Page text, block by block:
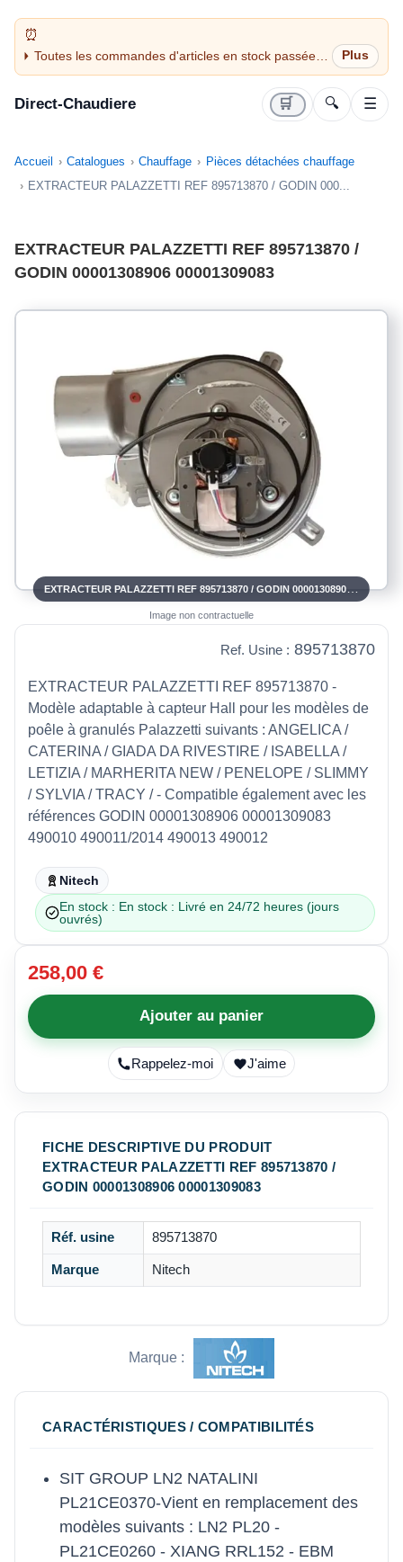
Toutes les commandes d'articles en stock passées
avant 14H sont expédiées le jour même (jours
Direct-Chaudiere 🛒 🔍 ☰
Accueil Catalogues Chauffage
Pièces détachées chauffage
EXTRACTEUR PALAZZETTI REF 895713870 / GODIN 000...
EXTRACTEUR PALAZZETTI REF 895713870 /
GODIN 00001308906 00001309083
EXTRACTEUR PALAZZETTI REF 895713870 / GODIN 00001308906 00001309083
Image non contractuelle
Ref. Usine : 895713870
EXTRACTEUR PALAZZETTI REF 895713870 -
Modèle adaptable à capteur Hall pour les modèles de
poêle à granulés Palazzetti suivants : ANGELICA /
CATERINA / GIADA DA RIVESTIRE / ISABELLA /
LETIZIA / MARHERITA NEW / PENELOPE / SLIMMY
/ SYLVIA / TRACY / - Compatible également avec les
références GODIN 00001308906 00001309083
490010 490011/2014 490013 490012
Nitech
En stock : En stock : Livré en 24/72 heures (jours
ouvrés)
258,00 €
Ajouter au panier
Rappelez-moi J'aime
FICHE DESCRIPTIVE DU PRODUIT
EXTRACTEUR PALAZZETTI REF 895713870 /
GODIN 00001308906 00001309083
Réf. usine 895713870
Marque Nitech
Marque :
CARACTÉRISTIQUES / COMPATIBILITÉS
SIT GROUP LN2 NATALINI
PL21CE0370-Vient en remplacement des
modèles suivants : LN2 PL20 -
PL21CE0260 - XIANG RRL152 - EBM